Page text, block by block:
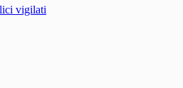
vigilati